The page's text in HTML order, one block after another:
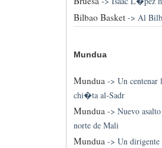
Bilbao Basket-> Al
Mundua
Mundua -> Un
chi�ta al-Sadr
Mundua-> Nuevo
norte de Mali
Mundua-> Un dirigente